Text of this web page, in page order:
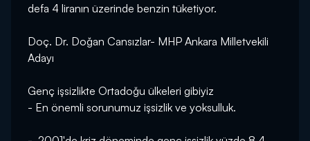
defa 4 liranın üzerinde benzin tüketiyor.
Doç. Dr. Doğan Cansızlar- MHP Ankara Milletvekili
Adayı
Genç işsizlikte Ortadoğu ülkeleri gibiyiz
- En önemli sorunumuz işsizlik ve yoksulluk.